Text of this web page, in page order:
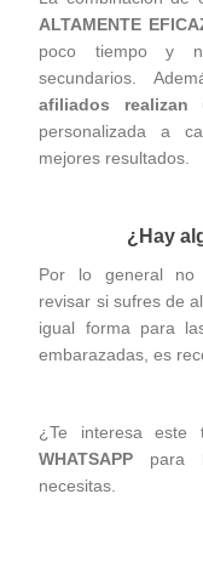
ALTAMENTE
poco tiempo y
secundarios.
afiliados realizan
personalizada a
mejores resultados.
¿Hay
Por lo general no
revisar si sufres de
igual forma para
embarazadas, es
¿Te interesa este
WHATSAPP para
necesitas.